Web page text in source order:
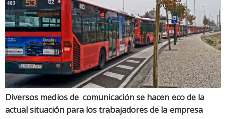
Diversos medios de comunicación se hacen eco de la
actual situación para los trabajadores de la empresa